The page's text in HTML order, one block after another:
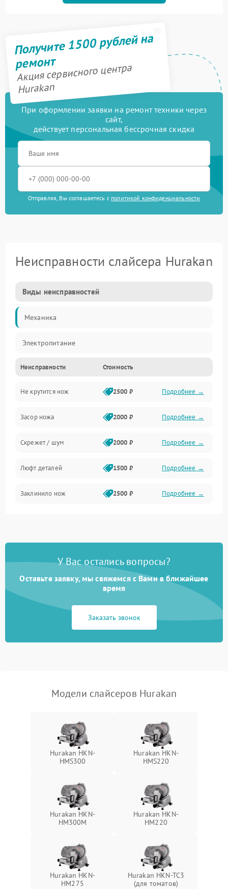
Получите 1500 рублей на
ремонт
Акция сервисного центра
Hurakan
При оформлении заявки на ремонт техники через
сайт,
действует персональная бессрочная скидка
Отправляя, Вы соглашаетесь с политикой конфиденциальности
Неисправности слайсера Hurakan
Виды неисправностей
Механика
Электропитание
Неисправности Стоимость
Не крутится нож 2500 ₽ Подробнее →
Засор ножа 2000 ₽ Подробнее →
Скрежет / шум 2000 ₽ Подробнее →
Люфт деталей 1500 ₽ Подробнее →
Заклинило нож 2500 ₽ Подробнее →
У Вас остались вопросы?
Оставьте заявку, мы свяжемся с Вами в ближайшее
время
Заказать звонок
Модели слайсеров Hurakan
Hurakan HKN-
HMS300
Hurakan HKN-
HMS220
Hurakan HKN-
HM300M
Hurakan HKN-
HM220
Hurakan HKN-
HM275
Hurakan HKN-TC3
(для томатов)